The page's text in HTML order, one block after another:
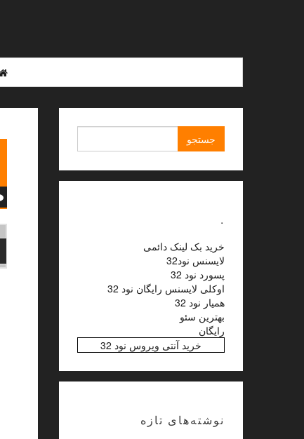
برای:
.
خرید بک لینک دائمی
لایسنس نود32
پسورد نود 32
اوکلی لایسنس رایگان نود 32
همیار نود 32
بهترین سئو
رایگان
خرید آنتی ویروس نود 32
نوشته‌های تازه